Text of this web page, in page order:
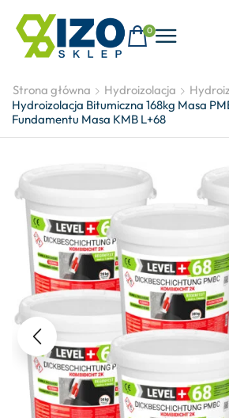
0
Strona główna Hydroizolacja
Hydroizolacja Bitumiczna 168kg Masa
Fundamentu Masa KMB L+68